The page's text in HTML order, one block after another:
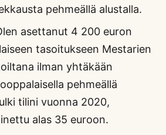
pehmeällä alustalla.
asettanut 4 200 euron
tasoitukseen Mestarien
ilman yhtäkään
pehmeällä
tilini vuonna 2020,
alas 35 euroon.